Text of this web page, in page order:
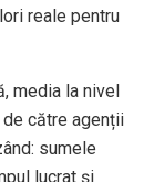
reale pentru
media la nivel
către agenții
sumele
lucrat și